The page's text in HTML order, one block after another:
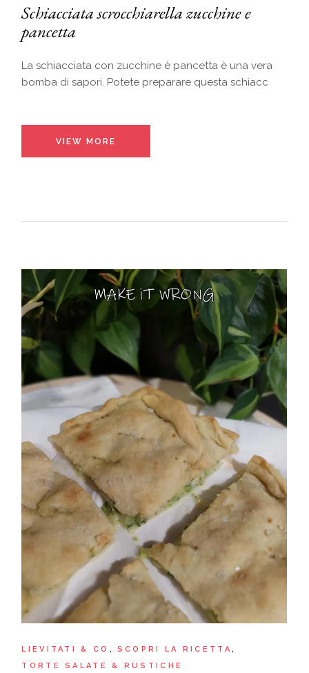
Schiacciata scrocchiarella zucchine e
pancetta
La schiacciata con zucchine è pancetta è una vera
bomba di sapori. Potete preparare questa schiacc
VIEW MORE
LIEVITATI & CO
SCOPRI LA RICETTA
TORTE SALATE & RUSTICHE